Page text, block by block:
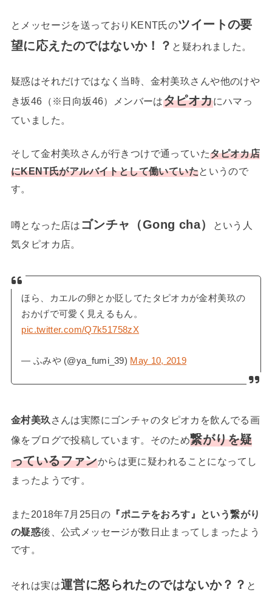
とメッセージを送っておりKENT氏のツイートの要
望に応えたのではないか！？ と疑われました。
疑惑はそれだけではなく当時、金村美玖さんや他のけや
き坂46（※日向坂46）メンバーはタピオカにハマっ
ていました。
そして金村美玖さんが行きつけで通っていたタピオカ店
にKENT氏がアルバイトとして働いていたというので
す。
噂となった店は ゴンチャ（Gong cha）
という人
気タピオカ店。
ほら、カエルの卵とか貶してたタピオカが金村美玖の
おかげで可愛く見えるもん。
pic.twitter.com/Q7k51758zX
— ふみや (@ya_fumi_39) May 10, 2019
金村美玖 さんは実際にゴンチャのタピオカを飲んでる画
像をブログで投稿しています。そのため繋がりを疑
っているファンからは更に疑われることになってし
まったようです。
また2018年7月25日の 『ポニテをおろす』という繋がり
の疑惑後、公式メッセージが数日止まってしまったよう
です。
それは実は運営に怒られたのではないか？？ と